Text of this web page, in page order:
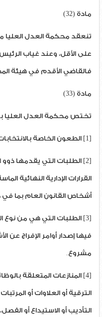
مادة (32)
تنعقد محكمة العدل العليا
على الأقل، وعند غياب
فالقاضي الأقدم في هيئة
مادة (33)
تختص محكمة العدل العليا
[1] الطعون الخاصة بالانتخابات.
[2] الطلبات التي يقدمها ذوو
القرارات الإدارية النهائية
أشخاص القانون العام بما في
[3] الطلبات التي هي من
فيها إصدار أوامر الإفراج
مشروع.
[4] المنازعات المتعلقة
الترقية أو العلاوات أو
التأديب أو الاستيداع أو